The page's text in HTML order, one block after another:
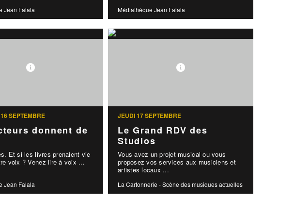
Jean Falala Médiathèque Jean Falala
SEPTEMBRE
donnent de
Et si les livres prenaient vie
voix ? Venez lire à voix ...
Jean Falala
JEUDI 17 SEPTEMBRE
Le Grand RDV des
Studios
Vous avez un projet musical ou vous
proposez vos services aux musiciens et
artistes locaux ...
La Cartonnerie - Scène des musiques actuelles